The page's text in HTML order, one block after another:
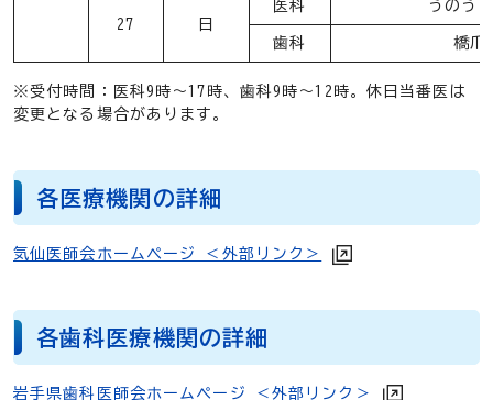
27 日
医科 うのう
歯科 橋爪
※受付時間：医科9時～17時、歯科9時～12時。休日当番医は
変更となる場合があります。
各医療機関の詳細
気仙医師会ホームページ ＜外部リンク＞
各歯科医療機関の詳細
岩手県歯科医師会ホームページ ＜外部リンク＞